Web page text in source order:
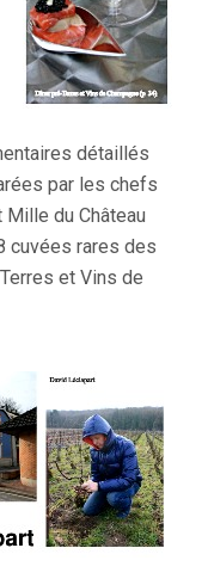
détaillés
par les chefs
Mille du Château
cuvées rares des
et Vins de